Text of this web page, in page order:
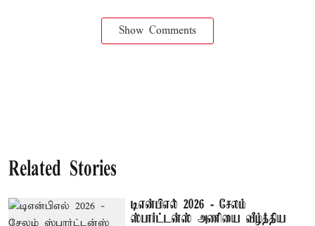
Show Comments
Related Stories
டிஎன்பிஎல் 2026 - சேலம்
ஸ்பார்ட்டன்ஸ் அணியை வீழ்த்திய